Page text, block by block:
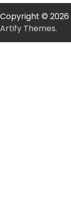
Copyright © 2026
Artify Themes.